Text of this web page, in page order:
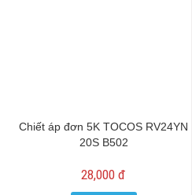
Chiết áp đơn 5K TOCOS RV24YN
20S B502
28,000 đ